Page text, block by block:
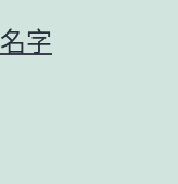
字